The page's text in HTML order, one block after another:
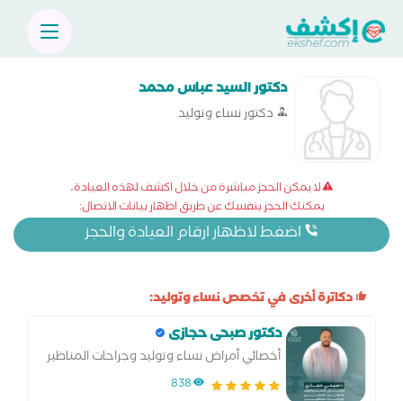
دكتور السيد عباس محمد
دكتور نساء وتوليد
لا يمكن الحجز مباشرة من خلال اكشف لهذه العيادة،
يمكنك الحجز بنفسك عن طريق اظهار بيانات الاتصال:
اضغط لاظهار ارقام العيادة والحجز
دكاترة أخرى في تخصص نساء وتوليد:
دكتور صبحى حجازى
أخصائي أمراض نساء وتوليد وجراحات المناظير
والحقن المجهري وتحديد نوع الجنين
838